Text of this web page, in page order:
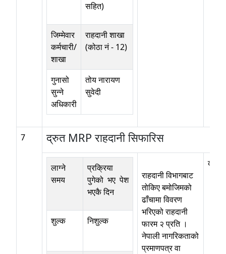
सहित)
जिम्मेवार
कर्मचारी/
शाखा
राहदानी शाखा
(कोठा नं - 12)
गुनासो
सुन्ने
अधिकारी
तोय नारायण
सुवेदी
7 द्रुत MRP राहदानी सिफारिस
लाग्ने
समय
प्रक्रिया
पुगेको भए पेश
भएकै दिन
शुल्क निशुल्क
राहदानी विभागबाट
तोकिए बमोजिमको
ढाँचामा विवरण
भरिएको राहदानी
फारम २ प्रति ।
नेपाली नागरिकताको
प्रमाणपत्र वा